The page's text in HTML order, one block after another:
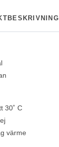
30˚ C
värme